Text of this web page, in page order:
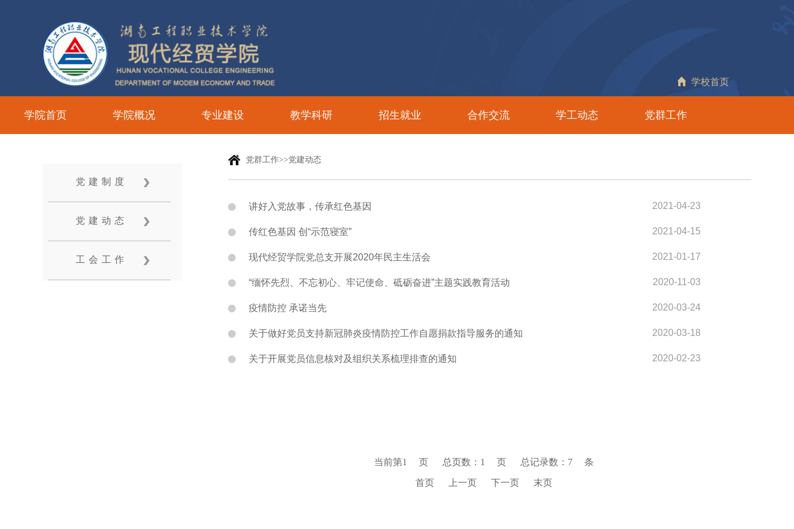
学校首页
学院首页 学院概况 专业建设 教学科研 招生就业 合作交流 学工动态 党群工作
党建制度
党建动态
工会工作
党群工作>>党建动态
2021-04-23
讲好入党故事，传承红色基因
2021-04-15
传红色基因 创“示范寝室”
2021-01-17
现代经贸学院党总支开展2020年民主生活会
2020-11-03
“缅怀先烈、不忘初心、牢记使命、砥砺奋进”主题实践教育活动
2020-03-24
疫情防控 承诺当先
2020-03-18
关于做好党员支持新冠肺炎疫情防控工作自愿捐款指导服务的通知
2020-02-23
关于开展党员信息核对及组织关系梳理排查的通知
当前第1 页 总页数： 1 页 总记录数： 7 条
首页 上一页 下一页 末页